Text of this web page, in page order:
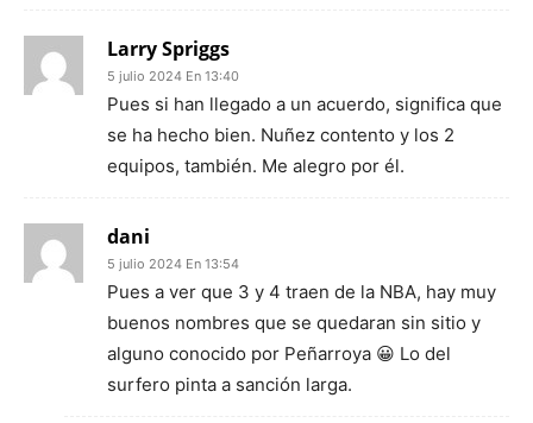
Larry Spriggs
5 julio 2024 En 13:40
Pues si han llegado a un acuerdo, significa que
se ha hecho bien. Nuñez contento y los 2
equipos, también. Me alegro por él.
dani
5 julio 2024 En 13:54
Pues a ver que 3 y 4 traen de la NBA, hay muy
buenos nombres que se quedaran sin sitio y
alguno conocido por Peñarroya 😀 Lo del
surfero pinta a sanción larga.